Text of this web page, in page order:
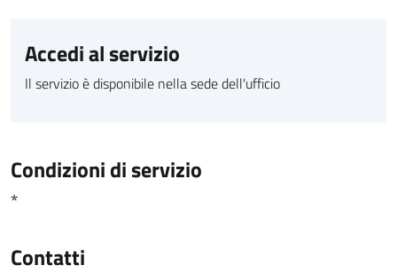
Accedi al servizio
Il servizio è disponibile nella sede dell'ufficio
Condizioni di servizio
*
Contatti